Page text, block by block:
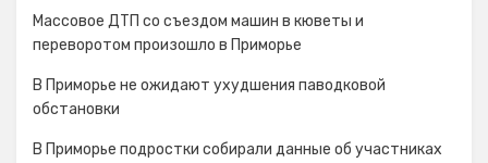
Массовое ДТП со съездом машин в кюветы и
переворотом произошло в Приморье
В Приморье не ожидают ухудшения паводковой
обстановки
В Приморье подростки собирали данные об участниках